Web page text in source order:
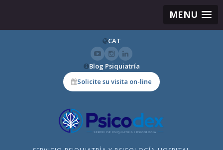
MENU
CAT
Blog Psiquiatría
Solicite su visita on-line